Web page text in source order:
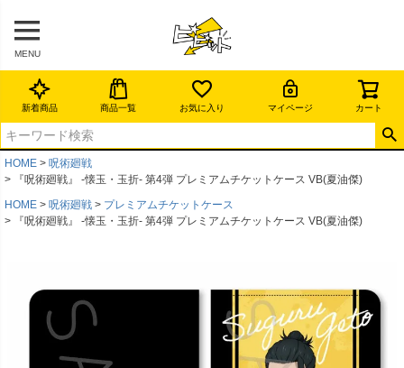
MENU
新着商品 商品一覧 お気に入り マイページ カート
HOME
呪術廻戦
『呪術廻戦』 -懐玉・玉折- 第4弾 プレミアムチケットケース VB(夏油傑)
HOME
呪術廻戦
プレミアムチケットケース
『呪術廻戦』 -懐玉・玉折- 第4弾 プレミアムチケットケース VB(夏油傑)